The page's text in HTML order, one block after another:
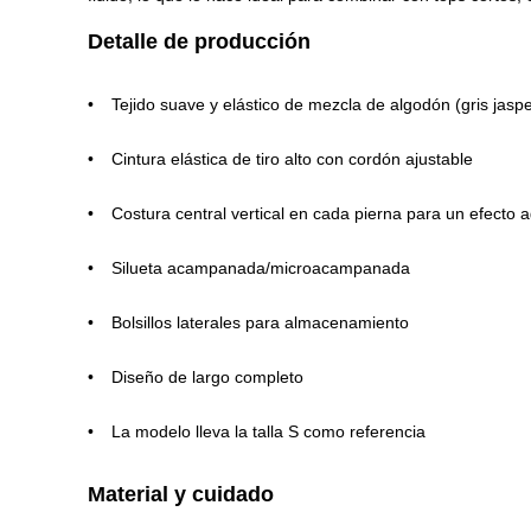
Detalle de producción
Tejido suave y elástico de mezcla de algodón (gris
Cintura elástica de tiro alto con cordón ajustable
Costura central vertical en cada pierna para un efecto
Silueta acampanada/microacampanada
Bolsillos laterales para almacenamiento
Diseño de largo completo
La modelo lleva la talla S como referencia
Material y cuidado